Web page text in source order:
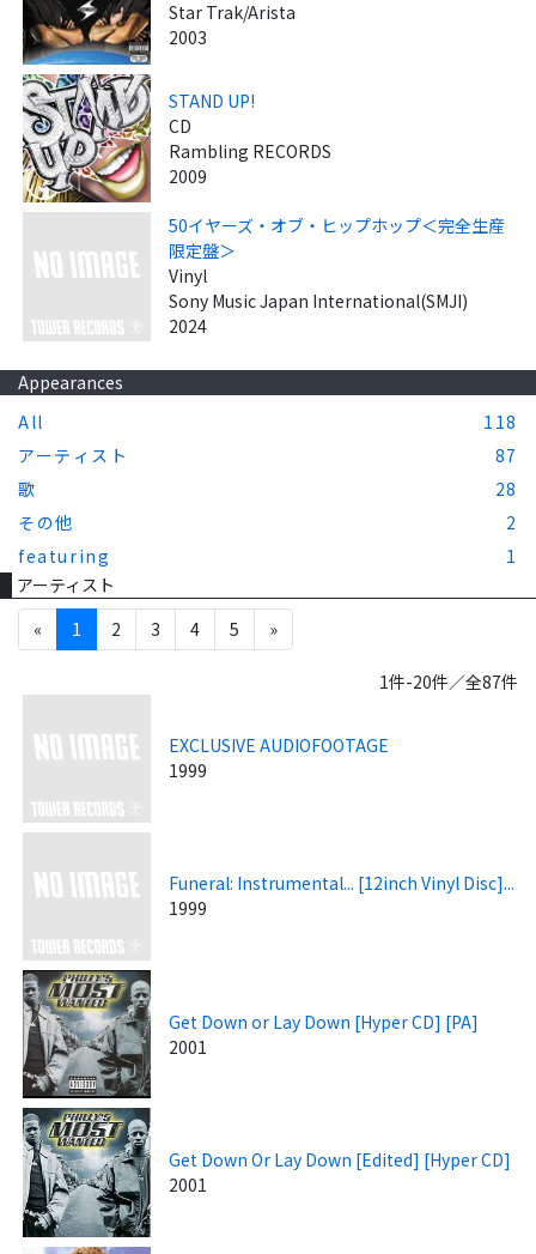
Star Trak/Arista
2003
STAND UP!
CD
Rambling RECORDS
2009
50イヤーズ・オブ・ヒップホップ＜完全生産
限定盤＞
Vinyl
Sony Music Japan International(SMJI)
2024
Appearances
All
118
アーティスト
87
歌
28
その他
2
featuring
1
アーティスト
«
1 2 3 4 5 »
1件-20件／全87件
EXCLUSIVE AUDIOFOOTAGE
1999
Funeral: Instrumental... [12inch Vinyl Disc]...
1999
Get Down or Lay Down [Hyper CD] [PA]
2001
Get Down Or Lay Down [Edited] [Hyper CD]
2001